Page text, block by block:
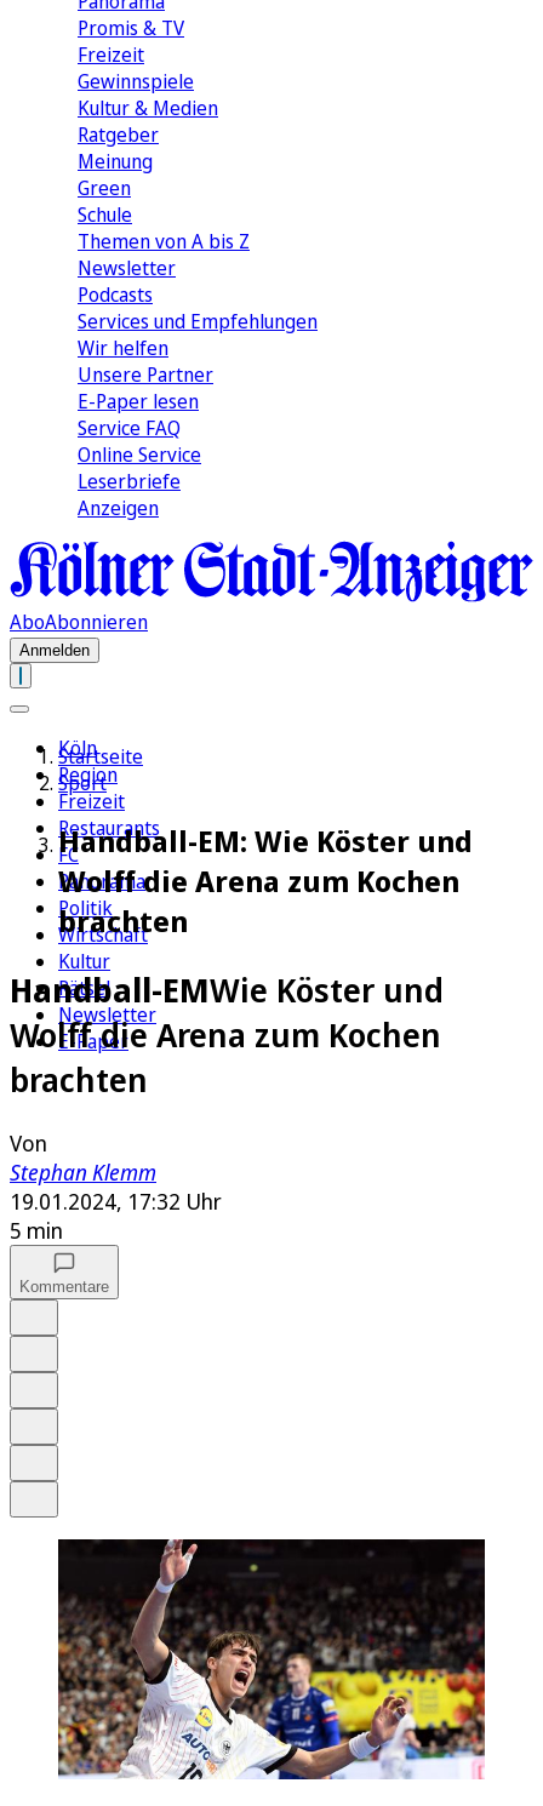
Promis & TV
Freizeit
Gewinnspiele
Kultur & Medien
Ratgeber
Meinung
Green
Schule
Themen von A bis Z
Newsletter
Podcasts
Services und Empfehlungen
Wir helfen
Unsere Partner
E-Paper lesen
Service FAQ
Online Service
Leserbriefe
Anzeigen
AboAbonnieren
Anmelden
Köln
Region
Freizeit
Restaurants
FC
Panorama
Politik
Wirtschaft
Kultur
Rätsel
Newsletter
E-Paper
Startseite
Sport
Handball-EM: Wie Köster und
Wolff die Arena zum Kochen
brachten
Handball-EMWie Köster und
Wolff die Arena zum Kochen
brachten
Von
Stephan Klemm
19.01.2024, 17:32 Uhr
5 min
Kommentare